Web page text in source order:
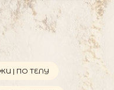
| ПО ТEЛУ